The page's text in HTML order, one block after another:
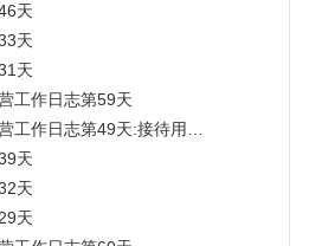
天
天
天
工作日志第59天
工作日志第49天:接待用…
天
天
天